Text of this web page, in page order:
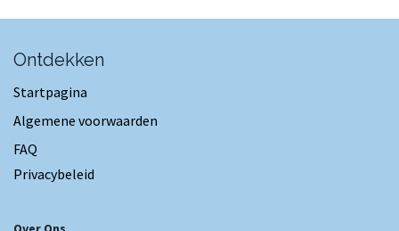
Ontdekken
Startpagina
Algemene voorwaarden
FAQ
Privacybeleid